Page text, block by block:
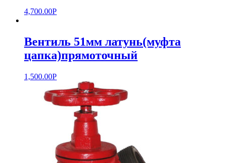
4,700.00Р
Вентиль 51мм латунь(муфта
цапка)прямоточный
1,500.00Р